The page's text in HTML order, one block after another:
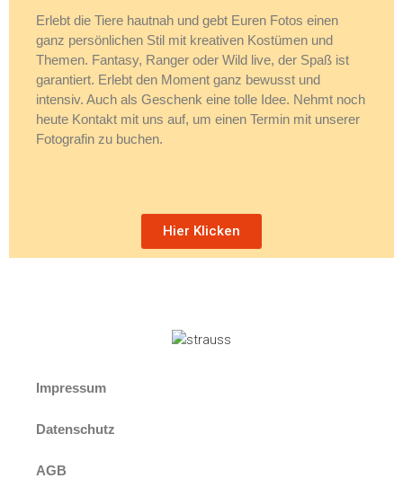
Erlebt die Tiere hautnah und gebt Euren Fotos einen
ganz persönlichen Stil mit kreativen Kostümen und
Themen. Fantasy, Ranger oder Wild live, der Spaß ist
garantiert. Erlebt den Moment ganz bewusst und
intensiv. Auch als Geschenk eine tolle Idee. Nehmt noch
heute Kontakt mit uns auf, um einen Termin mit unserer
Fotografin zu buchen.
Hier Klicken
Impressum
Datenschutz
AGB